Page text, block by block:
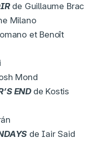
de Guillaume Brac
Milano
et Benoît
Mond
END de Kostis
de Iair Said